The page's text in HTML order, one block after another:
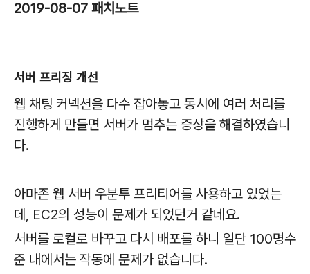
2019-08-07 패치노트
서버 프리징 개선
웹 채팅 커넥션을 다수 잡아놓고 동시에 여러 처리를
진행하게 만들면 서버가 멈추는 증상을 해결하였습니
다.
아마존 웹 서버 우분투 프리티어를 사용하고 있었는
데, EC2의 성능이 문제가 되었던거 같네요.
서버를 로컬로 바꾸고 다시 배포를 하니 일단 100명수
준 내에서는 작동에 문제가 없습니다.